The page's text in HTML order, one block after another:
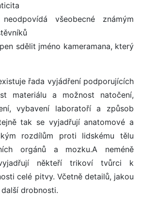
všeobecné známým
sdělit jméno kameramana, který
řada vyjádření podporujících
materiálu a možnost natočení,
vybavení laboratoří a způsob
tak se vyjadřují anatomové a
rozdílům proti lidskému tělu
orgánů a mozku.A neméně
někteří trikoví tvůrci k
celé pitvy. Včetně detailů, jakou
drobnosti.